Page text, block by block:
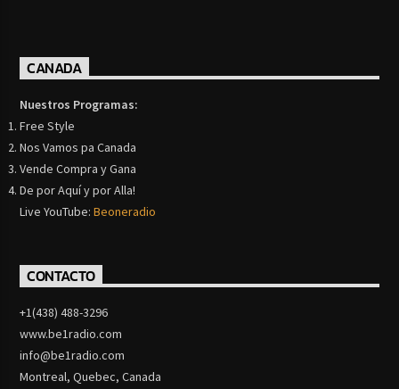
CANADA
Nuestros Programas:
Free Style
Nos Vamos pa Canada
Vende Compra y Gana
De por Aquí y por Alla!
Live YouTube:Beoneradio
CONTACTO
+1(438) 488-3296
www.be1radio.com
info@be1radio.com
Montreal, Quebec, Canada